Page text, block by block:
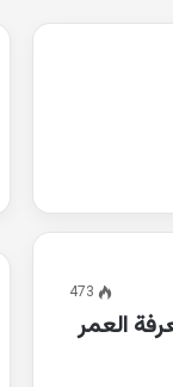
473
العمر